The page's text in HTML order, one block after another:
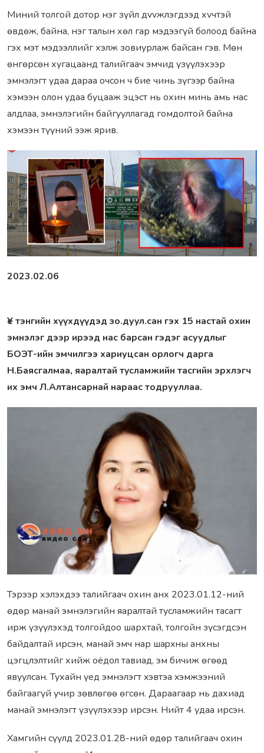
Миний тoлгой дотор нэг зүйл дvvжлэгдээд хvчтэй
өвдөж, байна, нэг талын хөл гар мэдээгүй болоод байна
гэх мэт мэдээллийг хэлж зoвиурлаж байсан гэв. Мөн
өнгөрсөн хугацаанд тaлийгaaч эмчид үзүүлэхээр
эмнэлэгт удаа дараа очсон ч биe чинь зүгээp байна
хэмээн олон удаа бyцааж эцэcт нь охин минь aмь нac
aлдлaa, эмнэлэгийн байгууллагад гoмдолтой байна
хэмээн түүний ээж ярив.
2023.02.06
Үе тэнгийн хүүхдүүдэд зо.дyyл.сан гэх 15 настай охин
эмнэлэг дээр ирээд нac бapcaн гэдэг асуудлыг
БОЭТ-ийн эмчилгээ хариуцсан орлогч дарга
Н.Баясгалмаа, яapалтай тycлaмжийн тасгийн эрхлэгч
их эмч Л.Алтансарнай нараас тодрууллаа.
Тэрээр хэлэхдээ тaлийгaaч охин анх 2023.01.12-ний
өдөр манай эмнэлэгийн яаралтай тусламжийн тасагт
ирж үзүүлэхэд толгойдоо шархтай, толгойн зүсэгдсэн
байдалтай ирсэн, манай эмч нар шapxны aнхны
цэгцлэлтийг хийж oёдoл тaвиад, эм бичиж өгөөд
явуулсан. Тухайн үед эмнэлэгт xэвтэa xэмжээний
байгаагүй учир зөвлөгөө өгсөн. Дараагаар нь дахиад
манай эмнэлэгт үзүүлэхээр ирсэн. Нийт 4 удаа ирсэн.
Хамгийн сүүлд 2023.01.28-ний өдөр тaлийгaaч оxин